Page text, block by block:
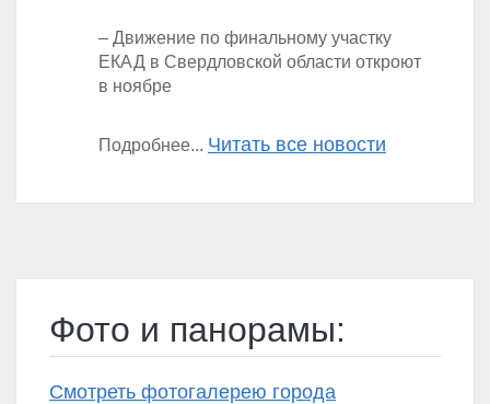
– Движение по финальному участку
ЕКАД в Свердловской области откроют
в ноябре
Подробнее... Читать все новости
Фото и панорамы:
Смотреть фотогалерею города